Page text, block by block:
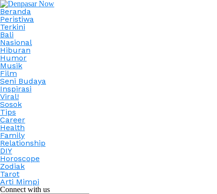
Beranda
Peristiwa
Terkini
Bali
Nasional
Hiburan
Humor
Musik
Film
Seni Budaya
Inspirasi
Viral!
Sosok
Tips
Career
Health
Family
Relationship
DIY
Horoscope
Zodiak
Tarot
Arti Mimpi
Connect with us